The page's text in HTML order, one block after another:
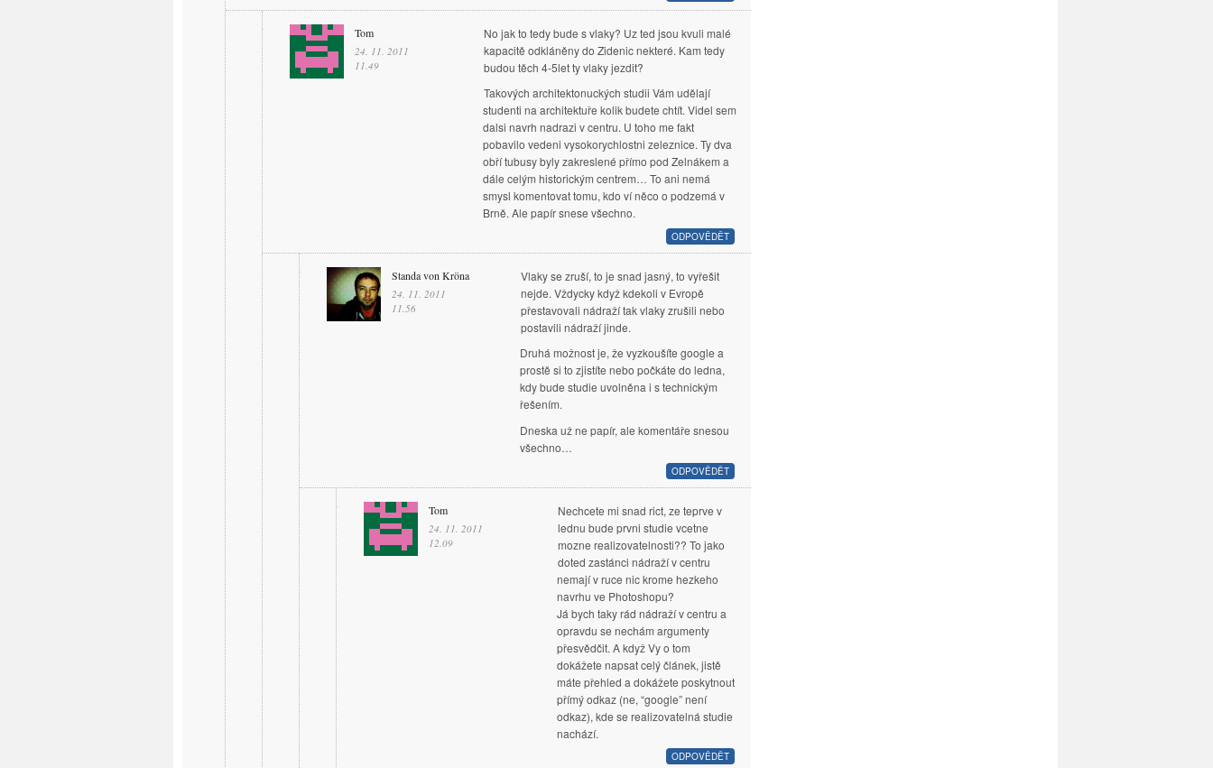
Tom
24. 11. 2011
11.49
No jak to tedy bude s vlaky? Uz ted jsou kvuli malé
kapacitě odkláněny do Zidenic nekteré. Kam tedy
budou těch 4-5let ty vlaky jezdit?
Takových architektonuckých studii Vám udělají
studenti na architektuře kolik budete chtít. Videl sem
dalsi navrh nadrazi v centru. U toho me fakt
pobavilo vedeni vysokorychlostni zeleznice. Ty dva
obří tubusy byly zakreslené přímo pod Zelnákem a
dále celým historickým centrem… To ani nemá
smysl komentovat tomu, kdo ví něco o podzemá v
Brně. Ale papír snese všechno.
ODPOVĚDĚT
Standa von Kröna
24. 11. 2011
11.56
Vlaky se zruší, to je snad jasný, to vyřešit
nejde. Vždycky když kdekoli v Evropě
přestavovali nádraží tak vlaky zrušili nebo
postavili nádraží jinde.
Druhá možnost je, že vyzkoušíte google a
prostě si to zjistíte nebo počkáte do ledna,
kdy bude studie uvolněna i s technickým
řešením.
Dneska už ne papír, ale komentáře snesou
všechno…
ODPOVĚDĚT
Tom
24. 11. 2011
12.09
Nechcete mi snad rict, ze teprve v
lednu bude prvni studie vcetne
mozne realizovatelnosti?? To jako
doted zastánci nádraží v centru
nemají v ruce nic krome hezkeho
navrhu ve Photoshopu?
Já bych taky rád nádraží v centru a
opravdu se nechám argumenty
přesvědčit. A když Vy o tom
dokážete napsat celý článek, jistě
máte přehled a dokážete poskytnout
přímý odkaz (ne, “google” není
odkaz), kde se realizovatelná studie
nachází.
ODPOVĚDĚT